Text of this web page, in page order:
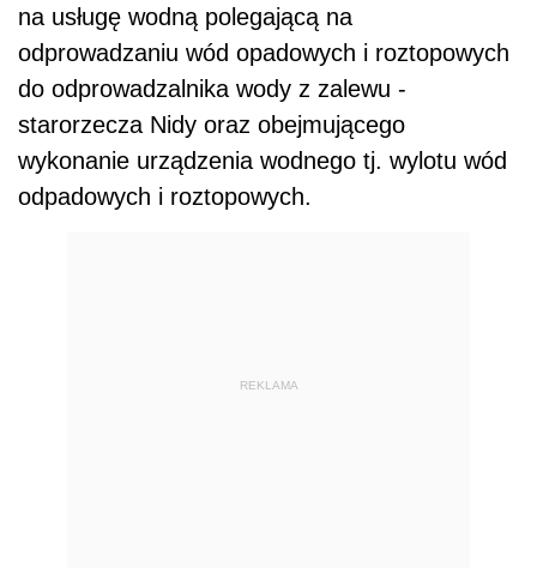
na usługę wodną polegającą na
odprowadzaniu wód opadowych i roztopowych
do odprowadzalnika wody z zalewu -
starorzecza Nidy oraz obejmującego
wykonanie urządzenia wodnego tj. wylotu wód
odpadowych i roztopowych.
REKLAMA